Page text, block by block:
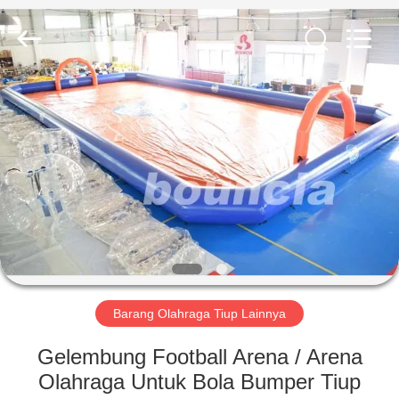
RUMAH
PRODUK
VIDEO
TENTANG
KAMI
TUR
PABRIK
Bouncia
Inflatables
Factory.
All
Rights
Reserved.
Barang Olahraga Tiup Lainnya
Gelembung Football Arena / Arena
Olahraga Untuk Bola Bumper Tiup